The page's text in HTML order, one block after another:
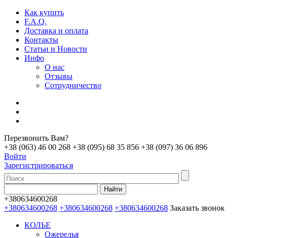
Как купить
F.A.Q.
Доставка и оплата
Контакты
Статьи и Новости
Инфо
О нас
Отзывы
Сотрудничество
Перезвонить Вам?
+38 (063) 46 00 268 +38 (095) 68 35 856 +38 (097) 36 06 896
Войти
Зарегистрироваться
+380634600268
+380634600268 +380634600268 +380634600268 Заказать звонок
КОЛЬЕ
Ожерелья